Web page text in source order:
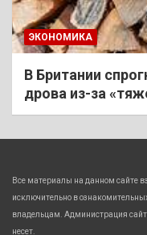
ЭКОНОМИКА
В Британии
дрова из-за
Все материалы на данном сайте
исключительно в
владельцам. Администрация
несет.